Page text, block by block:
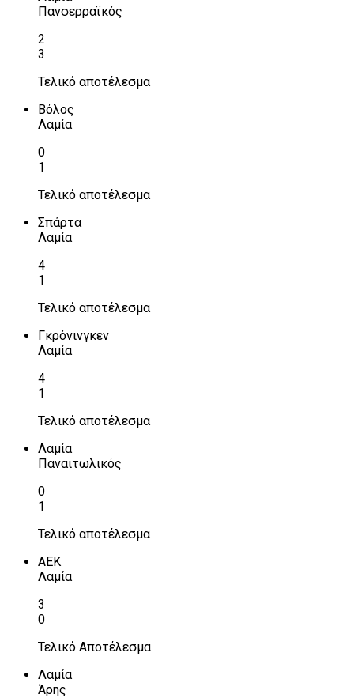
Πανσερραϊκός
2
3
Τελικό αποτέλεσμα
Βόλος
Λαμία
0
1
Τελικό αποτέλεσμα
Σπάρτα
Λαμία
4
1
Τελικό αποτέλεσμα
Γκρόνινγκεν
Λαμία
4
1
Τελικό αποτέλεσμα
Λαμία
Παναιτωλικός
0
1
Τελικό αποτέλεσμα
ΑΕΚ
Λαμία
3
0
Τελικό Αποτέλεσμα
Λαμία
Άρης